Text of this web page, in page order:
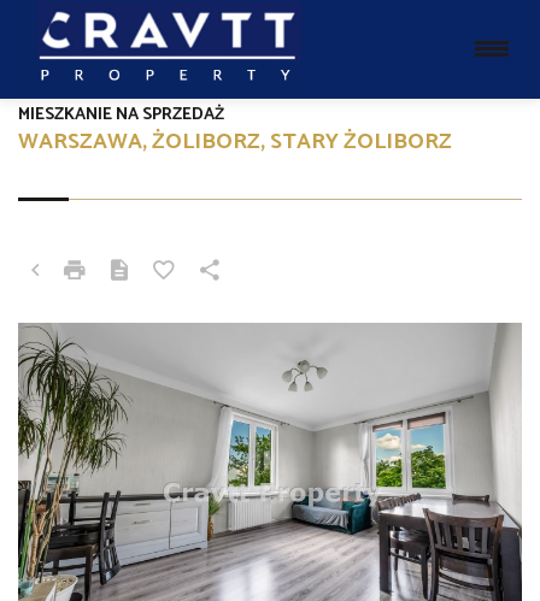
WARSZAWA, ŻOLIBORZ, STARY ŻOLIBORZ
MIESZKANIE NA SPRZEDAŻ